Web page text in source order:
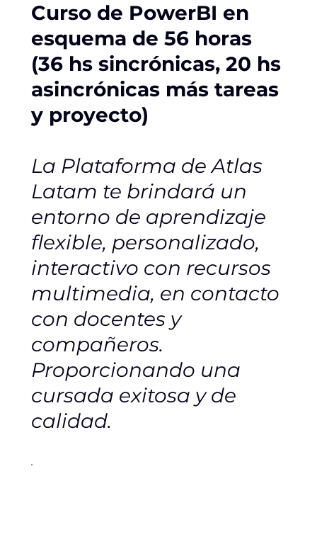
Curso de PowerBI en
esquema de 56 horas
(36 hs sincrónicas, 20 hs
asincrónicas más tareas
y proyecto)
La Plataforma de Atlas
Latam te brindará un
entorno de aprendizaje
flexible, personalizado,
interactivo con recursos
multimedia, en contacto
con docentes y
compañeros.
Proporcionando una
cursada exitosa y de
calidad.